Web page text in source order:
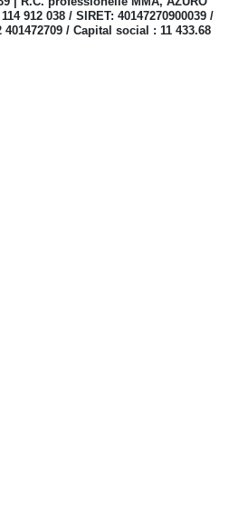
912 038 / SIRET: 40147270900039 /
/ Capital social : 11 433.68